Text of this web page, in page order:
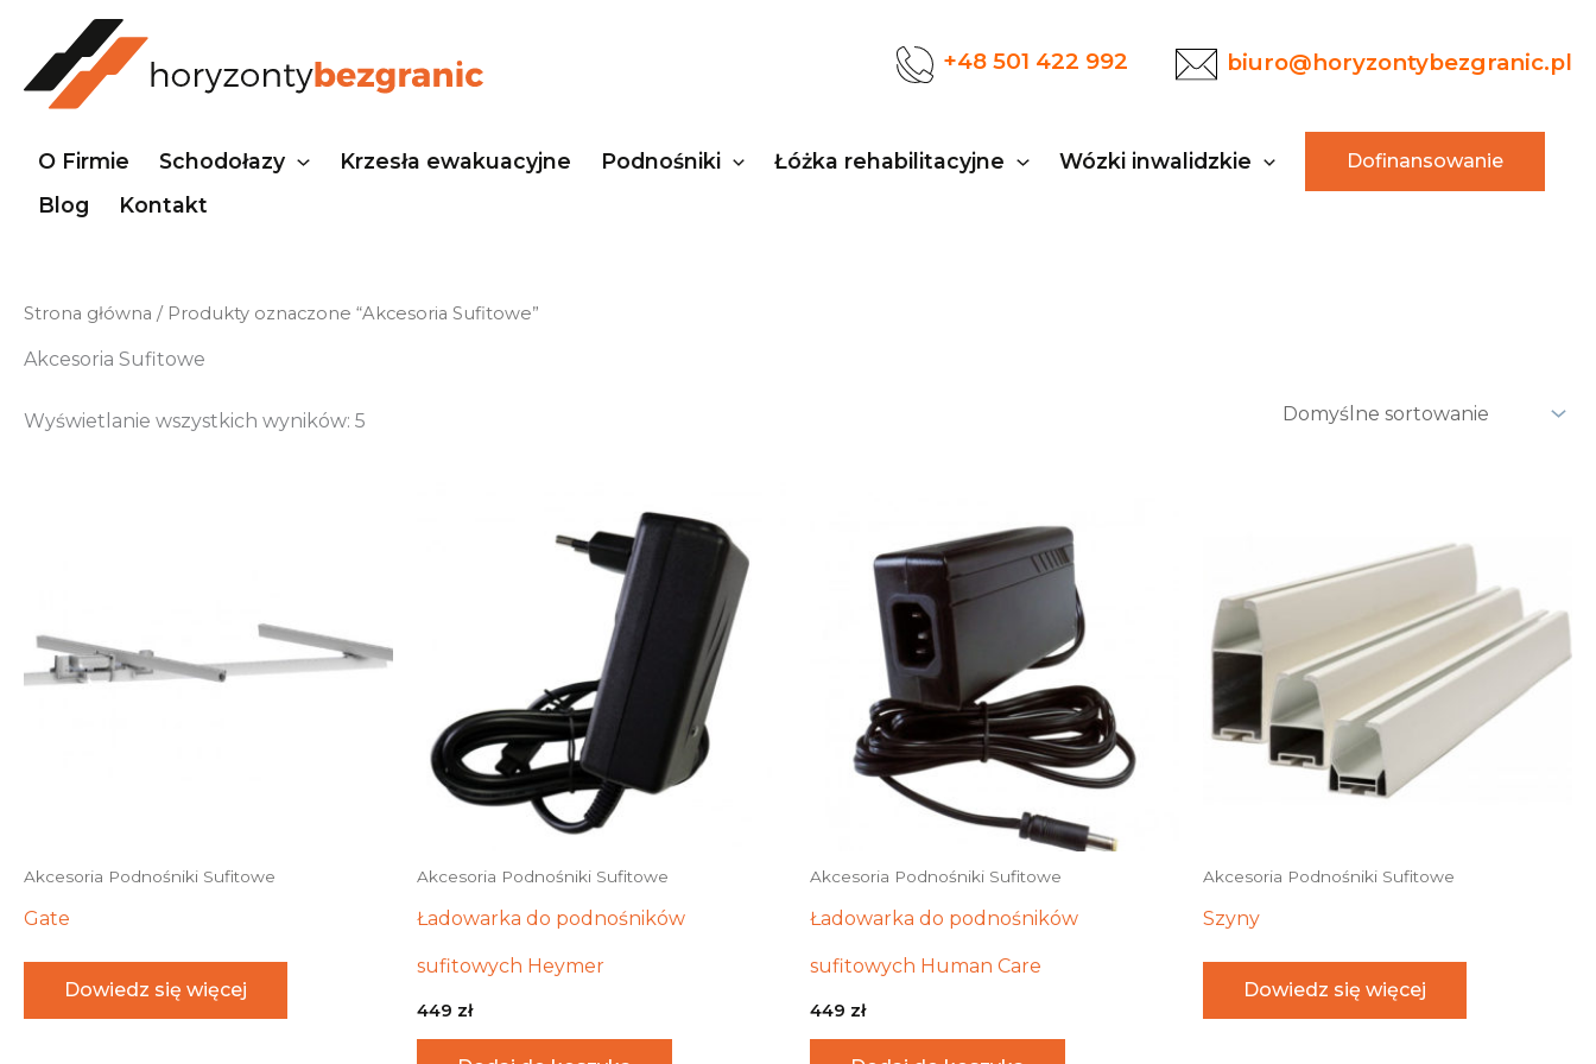
treści
+48 501 422 992 biuro@horyzontybezgranic.pl
O Firmie Schodołazy Krzesła ewakuacyjne Podnośniki Łóżka rehabilitacyjne Wózki inwalidzkie Dofinansowanie
Blog Kontakt
Strona główna / Produkty oznaczone “Akcesoria Sufitowe”
Akcesoria Sufitowe
Wyświetlanie wszystkich wyników: 5
Akcesoria Podnośniki Sufitowe
Gate
Dowiedz się więcej
Akcesoria Podnośniki Sufitowe
Ładowarka do podnośników
sufitowych Heymer
449 zł
Akcesoria Podnośniki Sufitowe
Ładowarka do podnośników
sufitowych Human Care
449 zł
Akcesoria Podnośniki Sufitowe
Szyny
Dowiedz się więcej